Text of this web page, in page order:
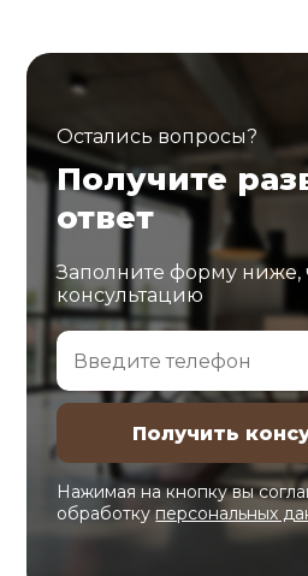
Остались вопросы?
Получите
ответ
Заполните форму ниже,
консультацию
Нажимая на кнопку вы
обработкуперсональных